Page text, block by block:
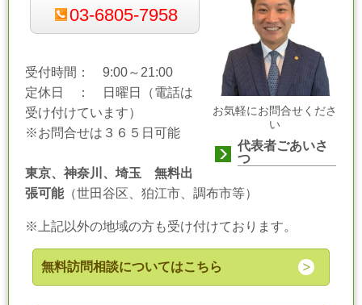
お気軽にお問合せくださ
い
代表者ごあいさ
つ
03-6805-7958
受付時間： 9:00～21:00
定休日 ： 日曜日（電話は
受け付けています）
※お問合せは３６５日可能
東京、神奈川、埼玉 無料出
張可能（世田谷区、狛江市、調布市等）
※上記以外の地域の方も受け付けております。
無料訪問相談についてはこちら